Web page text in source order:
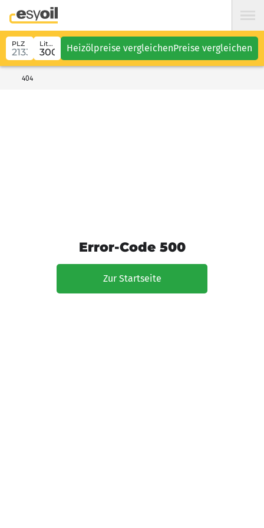
PLZ Liter Heizölpreise vergleichenPreise vergleichen
404
Error-Code 500
Zur Startseite